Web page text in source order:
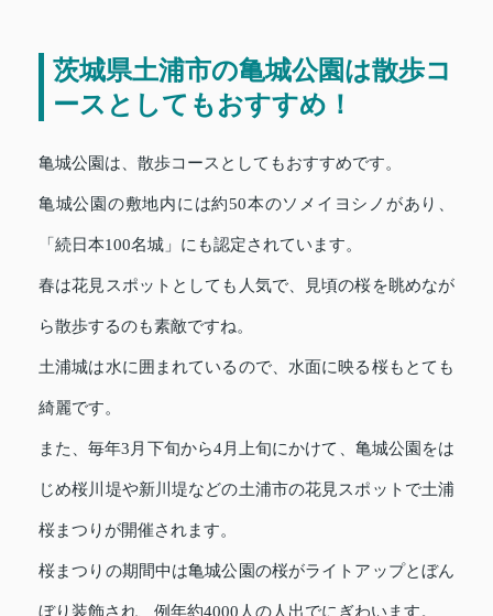
茨城県土浦市の亀城公園は散歩コ
ースとしてもおすすめ！
亀城公園は、散歩コースとしてもおすすめです。
亀城公園の敷地内には約50本のソメイヨシノがあり、
「続日本100名城」にも認定されています。
春は花見スポットとしても人気で、見頃の桜を眺めなが
ら散歩するのも素敵ですね。
土浦城は水に囲まれているので、水面に映る桜もとても
綺麗です。
また、毎年3月下旬から4月上旬にかけて、亀城公園をは
じめ桜川堤や新川堤などの土浦市の花見スポットで土浦
桜まつりが開催されます。
桜まつりの期間中は亀城公園の桜がライトアップとぼん
ぼり装飾され、例年約4000人の人出でにぎわいます。